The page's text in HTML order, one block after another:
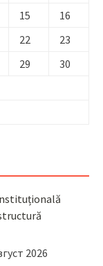
15
16
22
23
29
30
2026